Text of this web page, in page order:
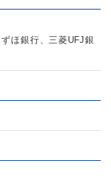
ほ銀行、三菱UFJ銀